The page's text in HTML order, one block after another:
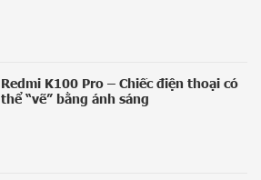
Redmi K100 Pro – Chiếc điện thoại có
thể “vẽ” bằng ánh sáng